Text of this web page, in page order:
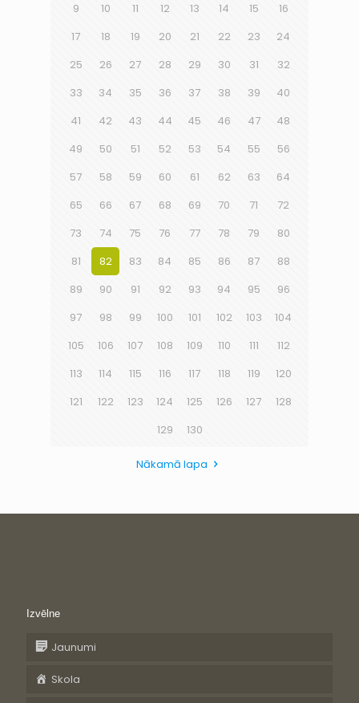
9
10 11 12 13 14 15
16
17
18 19 20 21 22 23
24
25
26 27 28 29 30 31
32
33
34 35 36 37 38 39
40
41
42 43 44 45 46 47
48
49
50 51 52 53 54 55
56
57
58 59 60 61 62 63
64
65
66 67 68 69 70 71
72
73
74 75 76 77 78 79
80
81
82 83 84 85 86 87
88
89
90 91 92 93 94 95
96
97
98 99 100 101 102 103
104
105
106 107 108 109 110 111
112
113
114 115 116 117 118 119
120
121
122 123 124 125 126 127
128
129
130
Nākamā lapa
Izvēlne
Jaunumi
Skola